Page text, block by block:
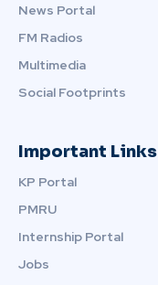
News Portal
FM Radios
Multimedia
Social Footprints
Important Links
KP Portal
PMRU
Internship Portal
Jobs